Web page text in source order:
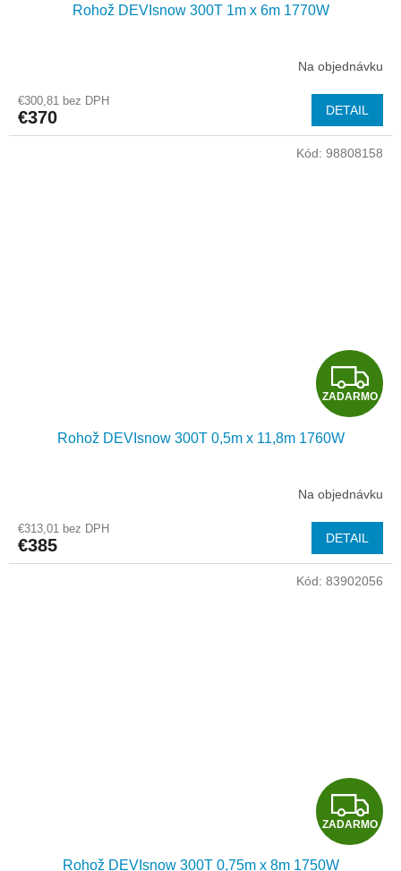
A
R
M
Rohož DEVIsnow 300T 1m x 6m 1770W
Na objednávku
€300,81 bez DPH
€370 DETAIL
Z
A
A
R
M
ZADARMO
Rohož DEVIsnow 300T 0,5m x 11,8m 1760W
Na objednávku
€313,01 bez DPH
€385 DETAIL
Kód: 98808158
Z
A
ZADARMO
Rohož DEVIsnow 300T 0,75m x 8m 1750W
Kód: 83902056